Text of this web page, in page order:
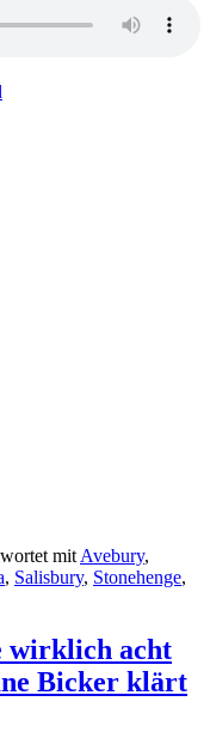
mitAvebury,
, Salisbury, Stonehenge,
wirklich acht
Bicker klärt